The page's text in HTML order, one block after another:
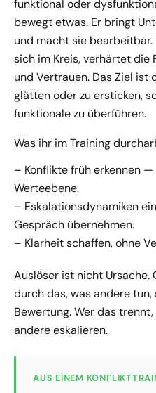
funktional oder
bewegt etwas. Er bringt
und macht sie
sich im Kreis, verhärtet die
und Vertrauen. Das Ziel ist
glätten oder zu ersticken,
funktionale zu überführen.
Was ihr im Training
– Konflikte früh erkennen
Werteebene.
– Eskalationsdynamiken
Gespräch übernehmen.
– Klarheit schaffen, ohne
Auslöser ist nicht Ursache.
durch das, was andere
Bewertung. Wer das
andere eskalieren.
AUS EINEM